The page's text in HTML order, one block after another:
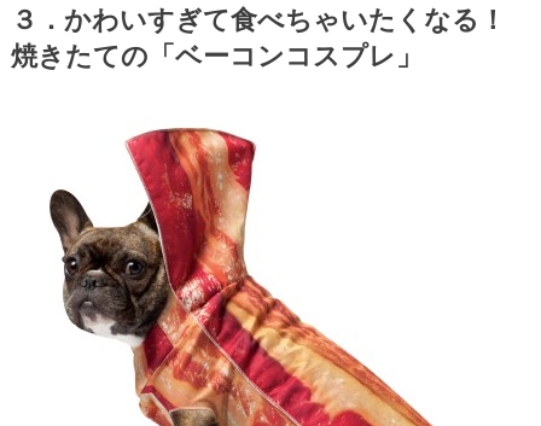
３．かわいすぎて食べちゃいたくなる！
焼きたての「ベーコンコスプレ」